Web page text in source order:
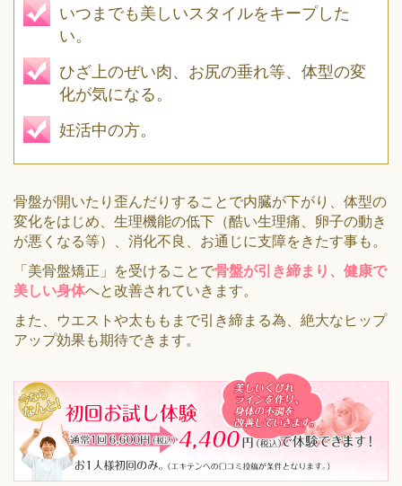
いつまでも美しいスタイルをキープした
い。
ひざ上のぜい肉、お尻の垂れ等、体型の変
化が気になる。
妊活中の方。
骨盤が開いたり歪んだりすることで内臓が下がり、体型の
変化をはじめ、生理機能の低下（酷い生理痛、卵子の動き
が悪くなる等）、消化不良、お通じに支障をきたす事も。
「美骨盤矯正」を受けることで骨盤が引き締まり、健康で
美しい身体へと改善されていきます。
また、ウエストや太ももまで引き締まる為、絶大なヒップ
アップ効果も期待できます。